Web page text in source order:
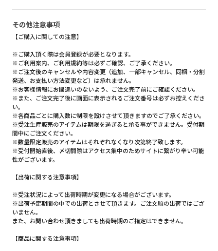
その他注意事項
【ご購入に関しての注意】
※ご購入頂く際は会員登録が必要となります。
※ご利用案内、ご利用規約等は必ずご確認、ご了承ください。
※ご注文後のキャンセルや内容変更（追加、一部キャンセル、同梱・分割
発送、お支払い方法変更など）は承れません。
※お客様情報にお間違いのないよう、ご注文完了前にご確認ください。
※また、ご注文完了後に画面に表示されるご注文番号は必ずお控えくださ
い。
※各商品ごとに購入数に制限を設けさせて頂きますのでご了承ください。
※受注生産販売のアイテムは期限を過ぎると承る事ができません。受付期
間中にご注文ください。
※数量限定販売のアイテムはそれぞれなくなり次第終了致します。
※受付開始直後、〆切間際はアクセス集中のためサイトに繋がり辛い可能
性がございます。
【出荷に関する注意事項】
※受注状況によって出荷時期が変更になる場合がございます。
※出荷予定期間の中での出荷とさせて頂きます。ご注文順の出荷ではござ
いません。
また、お問い合わせ頂きましても出荷時期のご指定はできません。
【商品に関する注意事項】